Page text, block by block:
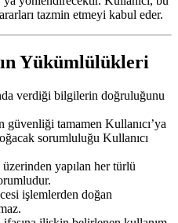
tazmin etmeyi kabul eder.
Yükümlülükleri
verdiği bilgilerin doğruluğunu
güvenliği tamamen Kullanıcı’ya
sorumluluğu Kullanıcı
yapılan her türlü
işlemlerden doğan